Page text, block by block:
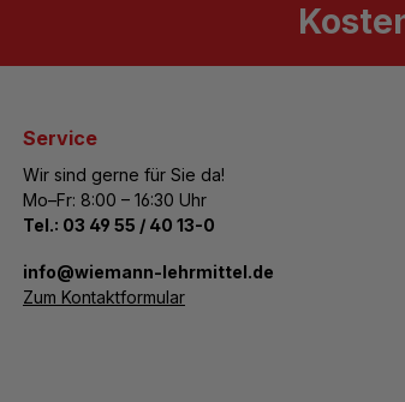
Service
Wir sind gerne für Sie da!
Mo–Fr: 8:00 – 16:30 Uhr
Tel.: 03 49 55 / 40 13-0
­info@wiemann-lehrmittel.de
Zum Kontaktformular